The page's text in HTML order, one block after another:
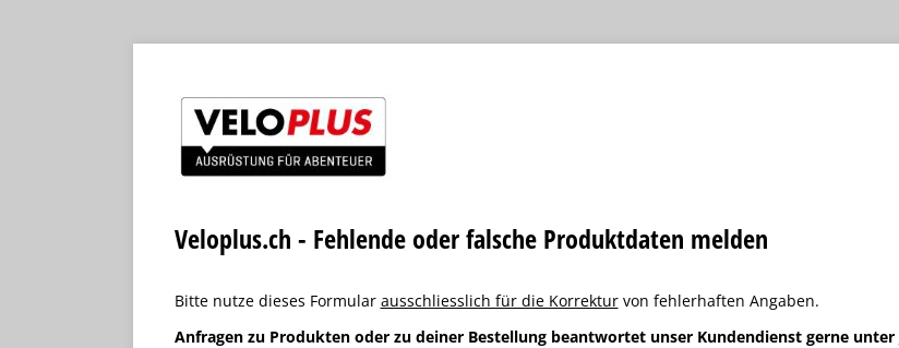
Veloplus.ch - Fehlende oder falsche Produktdaten melden
Bitte nutze dieses Formular ausschliesslich für die Korrekturvon fehlerhaften Angaben.
Anfragen zu Produkten oder zu deiner Bestellung beantwortet unser Kundendienst gerne unter